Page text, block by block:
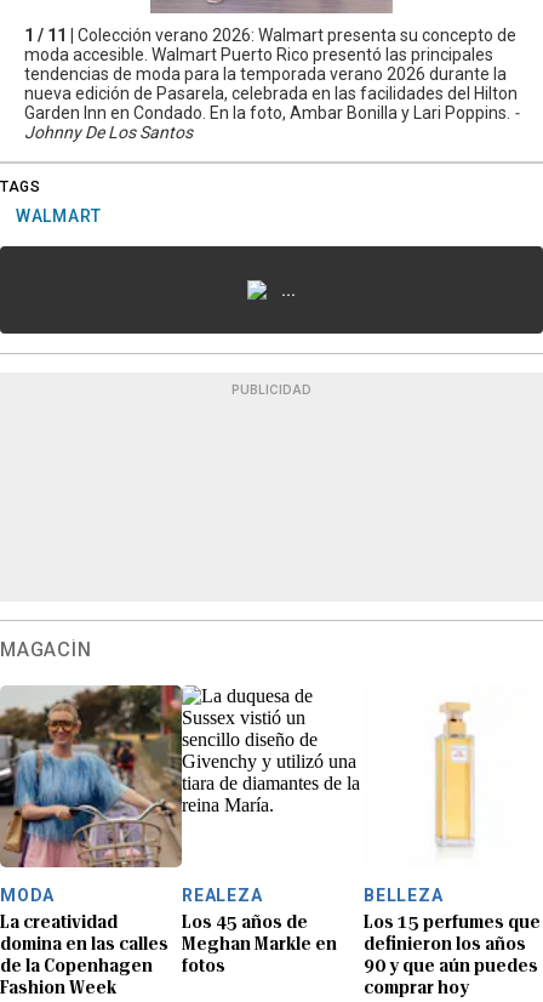
1 / 11 | Colección verano 2026: Walmart presenta su concepto de
moda accesible. Walmart Puerto Rico presentó las principales
tendencias de moda para la temporada verano 2026 durante la
nueva edición de Pasarela, celebrada en las facilidades del Hilton
Garden Inn en Condado. En la foto, Ambar Bonilla y Lari Poppins. -
Johnny De Los Santos
TAGS
WALMART
...
PUBLICIDAD
MAGACÍN
MODA
La creatividad
domina en las calles
de la Copenhagen
Fashion Week
REALEZA
Los 45 años de
Meghan Markle en
fotos
BELLEZA
Los 15 perfumes que
definieron los años
90 y que aún puedes
comprar hoy